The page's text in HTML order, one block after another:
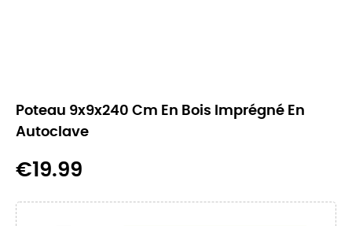
Poteau 9x9x240 Cm En Bois Imprégné En
Autoclave
€19.99